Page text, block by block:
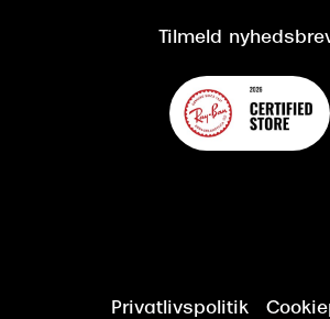
Tilmeld
Privatlivspolitik